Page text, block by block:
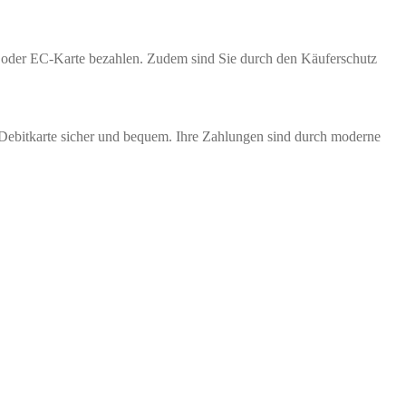
EC-Karte bezahlen. Zudem sind Sie durch den Käuferschutz
sicher und bequem. Ihre Zahlungen sind durch moderne